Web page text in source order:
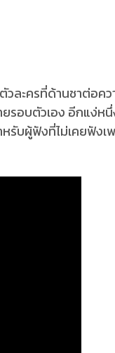
วละครที่ด้านชาต่อค
ยรอบตัวเอง อีกแง่ห
หรับผู้ฟังที่ไม่เคยฟังเ